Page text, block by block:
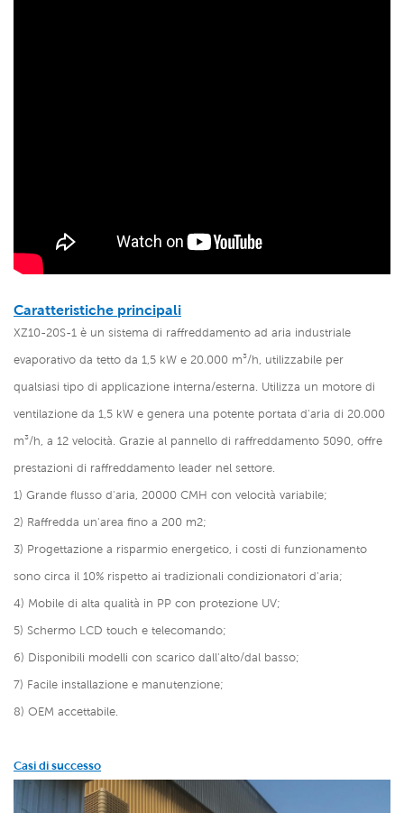
Caratteristiche principali
XZ10-20S-1 è un sistema di raffreddamento ad aria industriale
evaporativo da tetto da 1,5 kW e 20.000 m³/h, utilizzabile per
qualsiasi tipo di applicazione interna/esterna. Utilizza un motore di
ventilazione da 1,5 kW e genera una potente portata d'aria di 20.000
m³/h, a 12 velocità. Grazie al pannello di raffreddamento 5090, offre
prestazioni di raffreddamento leader nel settore.
1) Grande flusso d'aria, 20000 CMH con velocità variabile;
2) Raffredda un'area fino a 200 m2;
3) Progettazione a risparmio energetico, i costi di funzionamento
sono circa il 10% rispetto ai tradizionali condizionatori d'aria;
4) Mobile di alta qualità in PP con protezione UV;
5) Schermo LCD touch e telecomando;
6) Disponibili modelli con scarico dall'alto/dal basso;
7) Facile installazione e manutenzione;
8) OEM accettabile.
Casi di successo